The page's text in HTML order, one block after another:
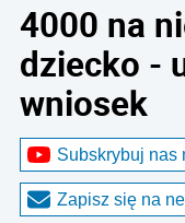
4000 na
dziecko -
wniosek
Subskrybuj nas
Zapisz się na